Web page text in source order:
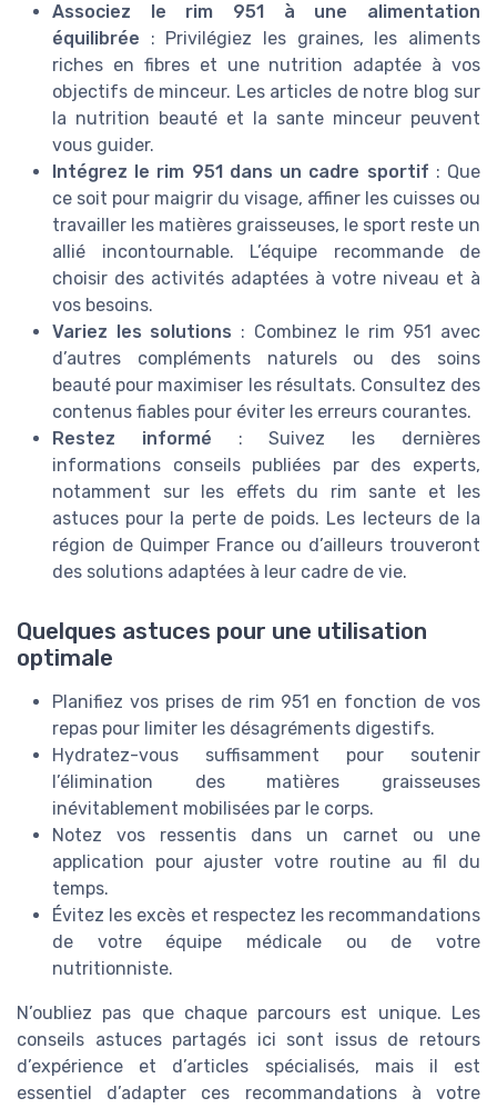
Associez le rim 951 à une alimentation
équilibrée : Privilégiez les graines, les aliments
riches en fibres et une nutrition adaptée à vos
objectifs de minceur. Les articles de notre blog sur
la nutrition beauté et la sante minceur peuvent
vous guider.
Intégrez le rim 951 dans un cadre sportif : Que
ce soit pour maigrir du visage, affiner les cuisses ou
travailler les matières graisseuses, le sport reste un
allié incontournable. L’équipe recommande de
choisir des activités adaptées à votre niveau et à
vos besoins.
Variez les solutions : Combinez le rim 951 avec
d’autres compléments naturels ou des soins
beauté pour maximiser les résultats. Consultez des
contenus fiables pour éviter les erreurs courantes.
Restez informé : Suivez les dernières
informations conseils publiées par des experts,
notamment sur les effets du rim sante et les
astuces pour la perte de poids. Les lecteurs de la
région de Quimper France ou d’ailleurs trouveront
des solutions adaptées à leur cadre de vie.
Quelques astuces pour une utilisation
optimale
Planifiez vos prises de rim 951 en fonction de vos
repas pour limiter les désagréments digestifs.
Hydratez-vous suffisamment pour soutenir
l’élimination des matières graisseuses
inévitablement mobilisées par le corps.
Notez vos ressentis dans un carnet ou une
application pour ajuster votre routine au fil du
temps.
Évitez les excès et respectez les recommandations
de votre équipe médicale ou de votre
nutritionniste.
N’oubliez pas que chaque parcours est unique. Les
conseils astuces partagés ici sont issus de retours
d’expérience et d’articles spécialisés, mais il est
essentiel d’adapter ces recommandations à votre